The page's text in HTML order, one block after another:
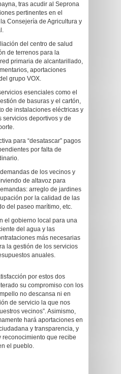
tras acudir al Seprona
pertinentes en el
Consejería de Agricultura y
del centro de salud
de terrenos para la
primaria de alcantarillado,
aportaciones
grupo VOX.
esenciales como el
de basuras y el cartón,
de instalaciones eléctricas y
servicios deportivos y de
para “desatascar” pagos
por falta de
de los vecinos y
de altavoz para
arreglo de jardines
por la calidad de las
del paseo marítimo, etc.
el gobierno local para una
del agua y las
más necesarias
la gestión de los servicios
anuales.
por estos dos
su compromiso con los
no descansa ni en
de servicio la que nos
vecinos”. Asimismo,
hará aportaciones en
y transparencia, y
reconocimiento que recibe
el pueblo.